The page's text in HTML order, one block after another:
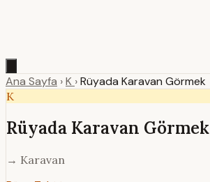
Ana Sayfa ›K ›Rüyada Karavan Görmek
K
Rüyada Karavan Görmek
→ Karavan